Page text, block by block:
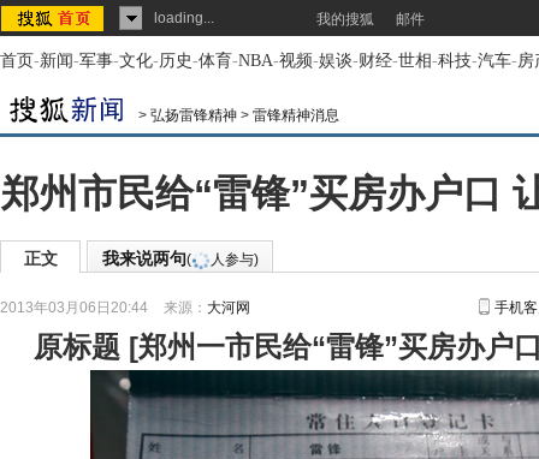
loading... 我的搜狐 邮件
首页-新闻-军事-文化-历史-体育-NBA-视频-娱谈-财经-世相-科技-汽车-房
> 弘扬雷锋精神 > 雷锋精神消息
郑州市民给“雷锋”买房办户口
正文 我来说两句( 人参与)
2013年03月06日20:44 来源： 大河网 手机
原标题 [郑州一市民给“雷锋”买房办户